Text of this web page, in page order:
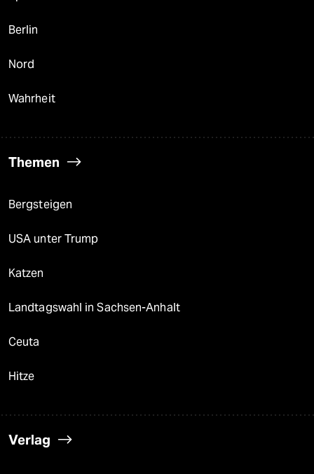
Berlin
Nord
Wahrheit
Themen
Bergsteigen
USA unter Trump
Katzen
Landtagswahl in Sachsen-Anhalt
Ceuta
Hitze
Verlag